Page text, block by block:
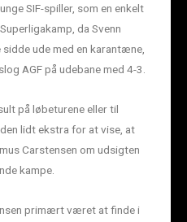
SIF-spiller, som en enkelt
da Svenn
ude med en karantæne,
AGF på udebane med 4-3.
på løbeturene eller til
lidt ekstra for at vise, at
Carstensen om udsigten
kampe.
primært været at finde i